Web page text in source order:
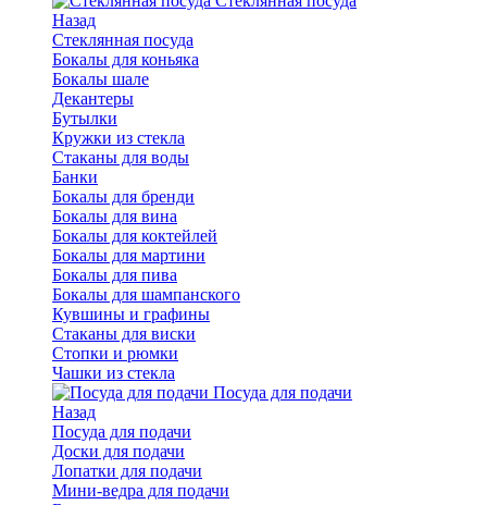
Назад
Стеклянная посуда
Бокалы для коньяка
Бокалы шале
Декантеры
Бутылки
Кружки из стекла
Стаканы для воды
Банки
Бокалы для бренди
Бокалы для вина
Бокалы для коктейлей
Бокалы для мартини
Бокалы для пива
Бокалы для шампанского
Кувшины и графины
Стаканы для виски
Стопки и рюмки
Чашки из стекла
Посуда для подачи
Назад
Посуда для подачи
Доски для подачи
Лопатки для подачи
Мини-ведра для подачи